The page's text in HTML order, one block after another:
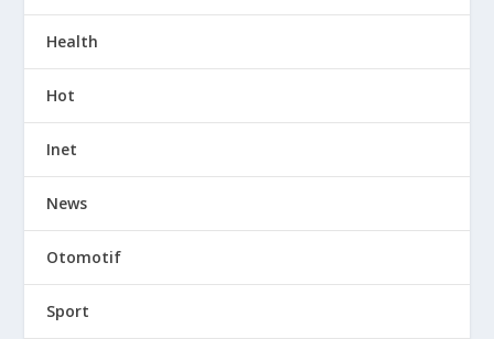
Health
Hot
Inet
News
Otomotif
Sport